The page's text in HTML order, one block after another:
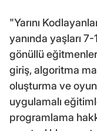
"Yarını
yanında yaşları
gönüllü
giriş, algoritma
oluşturma ve
uygulamalı
programlama